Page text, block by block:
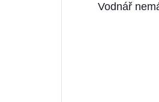
Vodnář